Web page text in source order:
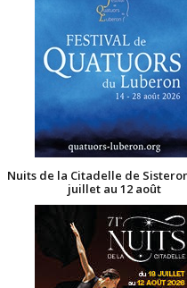
Nuits de la Citadelle de
juillet au 12 août